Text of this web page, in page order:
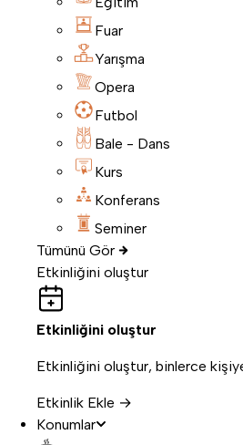
Fuar
Yarışma
Opera
Futbol
Bale - Dans
Kurs
Konferans
Seminer
Tümünü Gör
Etkinliğini oluştur
Etkinliğini oluştur
Etkinliğini oluştur, binlerce
Etkinlik Ekle →
Konumlar